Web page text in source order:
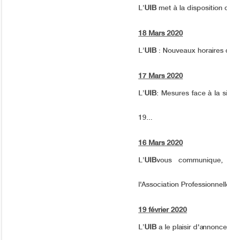
L’UIB met à la disposition
18 Mars 2020
L’UIB : Nouveaux
17 Mars 2020
L’UIB: Mesures face à la
19...
16 Mars 2020
L’UIBvous
l'Association
19 février 2020
L’UIB a le plaisir